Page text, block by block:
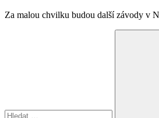
Za malou chvilku budou další závody v